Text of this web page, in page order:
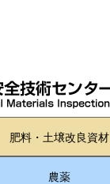
肥料・土壌改良資材
農薬